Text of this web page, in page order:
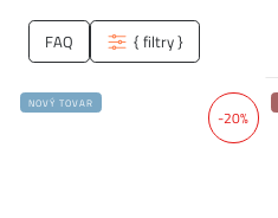
FAQ { filtry }
-20%
NOVÝ TOVAR